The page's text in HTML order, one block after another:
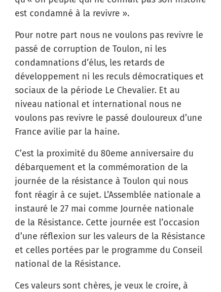
est condamné à la revivre ».
Pour notre part nous ne voulons pas revivre le
passé de corruption de Toulon, ni les
condamnations d’élus, les retards de
développement ni les reculs démocratiques et
sociaux de la période Le Chevalier. Et au
niveau national et international nous ne
voulons pas revivre le passé douloureux d’une
France avilie par la haine.
C’est la proximité du 80eme anniversaire du
débarquement et la commémoration de la
journée de la résistance à Toulon qui nous
font réagir à ce sujet. L’Assemblée nationale a
instauré le 27 mai comme Journée nationale
de la Résistance. Cette journée est l’occasion
d’une réflexion sur les valeurs de la Résistance
et celles portées par le programme du Conseil
national de la Résistance.
Ces valeurs sont chères, je veux le croire, à